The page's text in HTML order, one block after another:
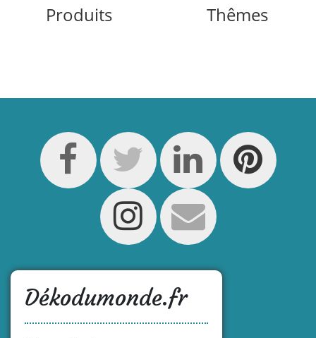
Produits Thêmes
Dékodumonde.fr